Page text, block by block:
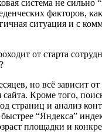
система не сильно
факторов,
ситуация и с
от старта
но всё зависит от
сайта. Кроме того,
страниц и анализ
“Яндекса”
площадки и